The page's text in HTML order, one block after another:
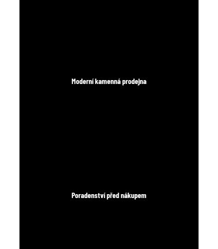
Moderní kamenná prodejna
Poradenství před nákupem